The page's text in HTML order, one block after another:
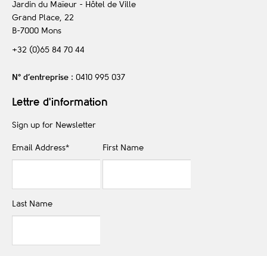
Jardin du Maïeur - Hôtel de Ville
Grand Place, 22
B-7000 Mons
+32 (0)65 84 70 44
N° d’entreprise : 0410 995 037
Lettre d'information
Sign up for Newsletter
Email Address* First Name
Last Name